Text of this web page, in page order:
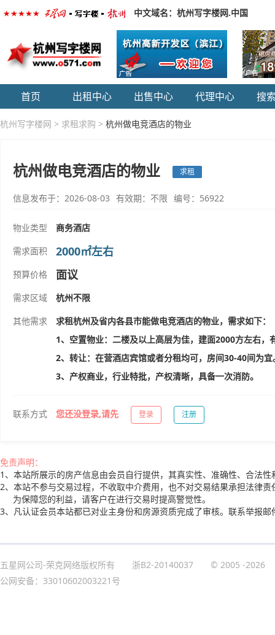
中文域名：杭州写字楼网.中国
首页 出租中心 出售中心 代理中心 搜
杭州写字楼网 > 求租求购 > 杭州做电竞酒店的物业
杭州做电竞酒店的物业 求租
信息发布于：2026-08-03 有效期：不限 编号：56922
物业类型
商务酒店
需求面积
2000㎡左右
预算价格 面议
需求区域
杭州不限
其他需求
求租杭州及省内各县市能做电竞酒店的物业，需求如下：
1、空置物业：二楼及以上高层为佳，建面2000方左右，
2、转让：在营酒店宾馆或者分租均可，房间30-40间为宜
3、产权商业，行业特批，产权清晰，具备一次消防。
联系方式 您还没登录,请先 登录 注册
免责声明：
1、本站所展示的房产信息由会员自行提供，其真实性、准确性、合法
2、本站不参与交易过程，不收取中介费用，也不对交易结果承担法律
为保障您的利益，请客户在进行交易时提高警觉性。
3、凡认证会员本站都已对业主身份和房源资质完成了审核。联系举报邮
五星网公司-荣克网络版权所有 浙B2-20140037 © 2005 -2026
公网安备：33010602003221号